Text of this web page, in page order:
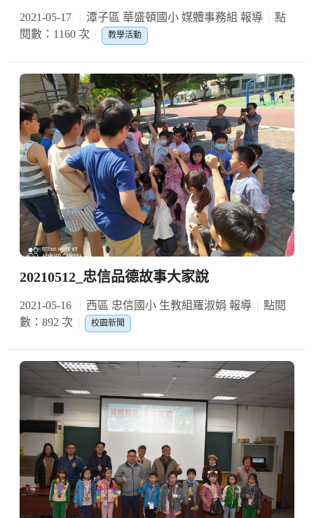
2021-05-17 潭子區 華盛頓國小 媒體事務組 報導
點
閱數：1160 次
教學活動
20210512_忠信品德故事大家說
2021-05-16 西區 忠信國小 生教組羅淑娟 報導
點閱
數：892 次
校園新聞